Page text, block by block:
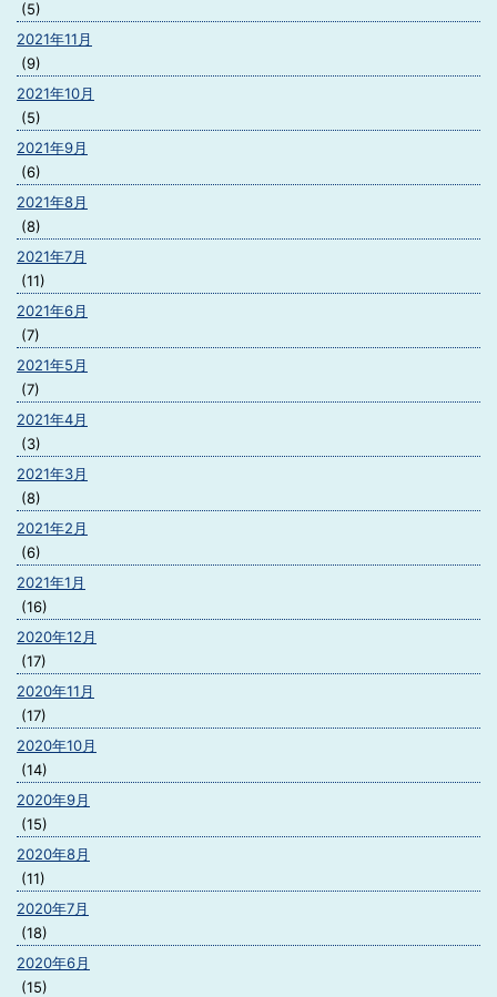
(5)
2021年11月
(9)
2021年10月
(5)
2021年9月
(6)
2021年8月
(8)
2021年7月
(11)
2021年6月
(7)
2021年5月
(7)
2021年4月
(3)
2021年3月
(8)
2021年2月
(6)
2021年1月
(16)
2020年12月
(17)
2020年11月
(17)
2020年10月
(14)
2020年9月
(15)
2020年8月
(11)
2020年7月
(18)
2020年6月
(15)